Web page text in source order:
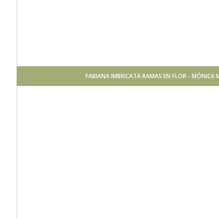
FABIANA IMBRICATA RAMAS EN FLOR - MÓNICA